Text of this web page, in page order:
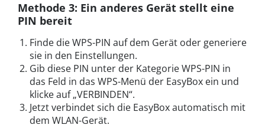
Methode 3: Ein anderes Gerät stellt eine
PIN bereit
Finde die WPS-PIN auf dem Gerät oder generiere
sie in den Einstellungen.
Gib diese PIN unter der Kategorie WPS-PIN in
das Feld in das WPS-Menü der EasyBox ein und
klicke auf „VERBINDEN“.
Jetzt verbindet sich die EasyBox automatisch mit
dem WLAN-Gerät.